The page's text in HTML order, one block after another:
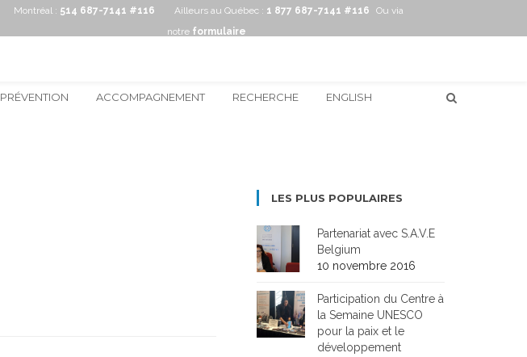
Montréal : 514 687-7141 #116 Ailleurs au Québec : 1 877 687-7141 #116
Ou via
notre formulaire
PRÉVENTION ACCOMPAGNEMENT RECHERCHE ENGLISH
LES PLUS POPULAIRES
Partenariat avec S.A.V.E
Belgium
10 novembre 2016
Participation du Centre à
la Semaine UNESCO
pour la paix et le
développement